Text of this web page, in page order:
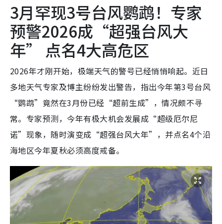
3月罕现3号台风鹦鹉！专家
预警2026成“超强台风大
年” 点名4大高危区
2026年才刚开始，极端天气的警号已经悄悄响起。近日
多地天气专家及博主纷纷发出警告，指出今年第3号台风
“鹦鹉”竟然在3月份已经“超前生成”，情况颇不寻
常。专家预测，今年有极大机会发展成“超级厄尔尼
诺”现象，随时演变成“超强台风大年”，并点名4个沿
海地区今年夏秋必须高度戒备。